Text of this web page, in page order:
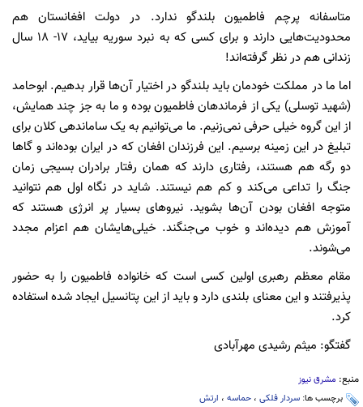
متاسفانه پرچم فاطمیون بلندگو ندارد. در دولت افغانستان هم
محدودیت‌هایی دارند و برای کسی که به نبرد سوریه بیاید، 17- 18 سال
زندانی هم در نظر گرفته‌اند!
اما ما در مملکت خودمان باید بلندگو در اختیار آن‌ها قرار بدهیم. ابوحامد
(شهید توسلی) یکی از فرماندهان فاطمیون بوده و ما به جز چند همایش،
از این گروه خیلی حرفی نمی‌زنیم. ما می‌توانیم به یک ساماندهی کلان برای
تبلیغ در این زمینه برسیم. این فرزندان افغان که در ایران بوده‌اند و گاها
دو رگه هم هستند، رفتاری دارند که همان رفتار برادران بسیجی زمان
جنگ را تداعی می‌کند و کم هم نیستند. شاید در نگاه اول هم نتوانید
متوجه افغان بودن آن‌ها بشوید. نیروهای بسیار پر انرژی هستند که
آموزش هم دیده‌اند و خوب می‌جنگند. خیلی‌هایشان هم اعزام مجدد
می‌شوند.
مقام معظم رهبری اولین کسی است که خانواده فاطمیون را به حضور
پذیرفتند و این معنای بلندی دارد و باید از این پتانسیل ایجاد شده استفاده
کرد.
گفتگو: میثم رشیدی مهرآبادی
منبع: مشرق نیوز
برچسب ها: سردار فلکی ، حماسه ، ارتش